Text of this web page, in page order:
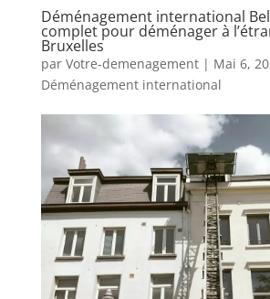
Déménagement international
complet pour déménager à
Bruxelles
par Votre-demenagement| Mai 6,
Déménagement international